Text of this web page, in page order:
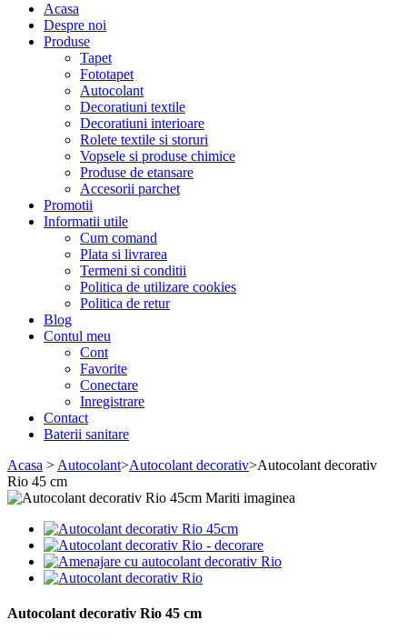
Acasa
Despre noi
Produse
Tapet
Fototapet
Autocolant
Decoratiuni textile
Decoratiuni interioare
Rolete textile si storuri
Vopsele si produse chimice
Produse de etansare
Accesorii parchet
Promotii
Informatii utile
Cum comand
Plata si livrarea
Termeni si conditii
Politica de utilizare cookies
Politica de retur
Blog
Contul meu
Cont
Favorite
Conectare
Inregistrare
Contact
Baterii sanitare
Acasa > Autocolant>Autocolant decorativ>Autocolant decorativ
Rio 45 cm
Mariti imaginea
Autocolant decorativ Rio 45 cm